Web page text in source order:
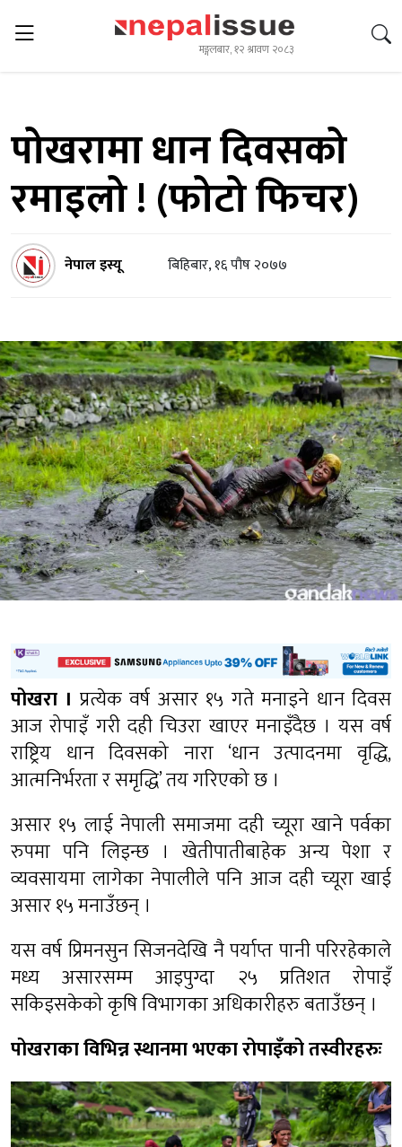
मङ्गलबार, १२ श्रावण २०८३
पोखरामा धान दिवसको
रमाइलो ! (फोटो फिचर)
नेपाल इस्यू बिहिबार, १६ पौष २०७७
पोखरा । प्रत्येक वर्ष असार १५ गते मनाइने धान दिवस
आज रोपाइँ गरी दही चिउरा खाएर मनाइँदैछ । यस वर्ष
राष्ट्रिय धान दिवसको नारा ‘धान उत्पादनमा वृद्धि,
आत्मनिर्भरता र समृद्धि’ तय गरिएको छ ।
असार १५ लाई नेपाली समाजमा दही च्यूरा खाने पर्वका
रुपमा पनि लिइन्छ । खेतीपातीबाहेक अन्य पेशा र
व्यवसायमा लागेका नेपालीले पनि आज दही च्यूरा खाई
असार १५ मनाउँछन् ।
यस वर्ष प्रिमनसुन सिजनदेखि नै पर्याप्त पानी परिरहेकाले
मध्य असारसम्म आइपुग्दा २५ प्रतिशत रोपाइँ
सकिइसकेको कृषि विभागका अधिकारीहरु बताउँछन् ।
पोखराका विभिन्न स्थानमा भएका रोपाइँको तस्वीरहरुः